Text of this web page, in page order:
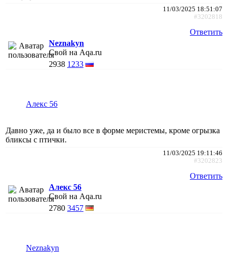
11/03/2025 18:51:07
#3202818
Ответить
Neznakyn
Свой на Aqa.ru
2938 1233
Алекс 56
Давно уже, да и было все в форме меристемы, кроме огрызка
бликсы с птички.
11/03/2025 19:11:46
#3202823
Ответить
Алекс 56
Свой на Aqa.ru
2780 3457
Neznakyn